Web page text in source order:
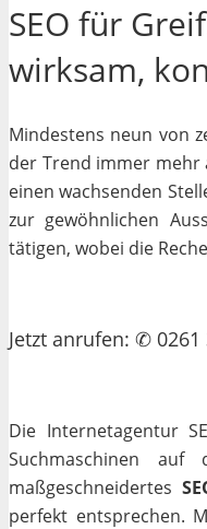
SEO für
wirksam,
Mindestens neun von
der Trend immer mehr
einen wachsenden
zur gewöhnlichen
tätigen, wobei die
Jetzt anrufen: ✆ 0261
Die Internetagentur
Suchmaschinen
maßgeschneidertes
perfekt entsprechen.